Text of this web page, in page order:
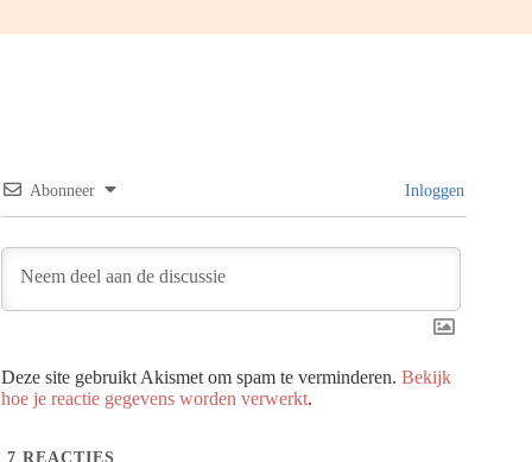
Abonneer Inloggen
Deze site gebruikt Akismet om spam te verminderen. Bekijk
hoe je reactie gegevens worden verwerkt.
7 REACTIES